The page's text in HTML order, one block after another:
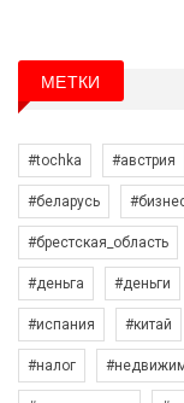
МЕТКИ
#tochka #австрия
#беларусь
#брестская_область
#деньга #деньги
#испания #китай
#налог